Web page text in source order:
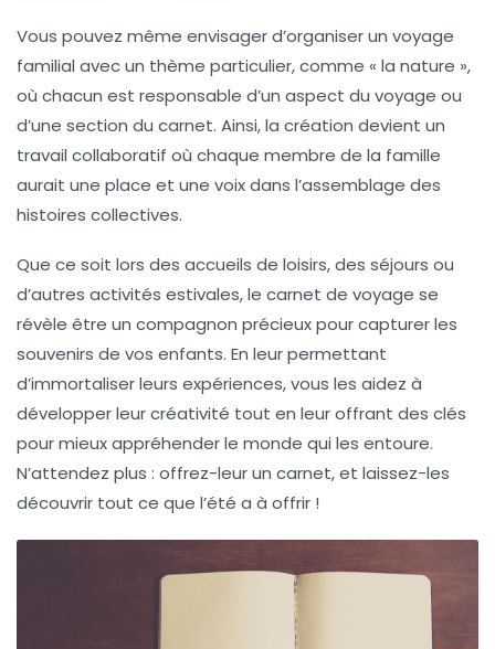
Vous pouvez même envisager d’organiser un voyage
familial avec un thème particulier, comme « la nature »,
où chacun est responsable d’un aspect du voyage ou
d’une section du carnet. Ainsi, la création devient un
travail collaboratif où chaque membre de la famille
aurait une place et une voix dans l’assemblage des
histoires collectives.
Que ce soit lors des accueils de loisirs, des séjours ou
d’autres activités estivales, le carnet de voyage se
révèle être un compagnon précieux pour capturer les
souvenirs de vos enfants. En leur permettant
d’immortaliser leurs expériences, vous les aidez à
développer leur créativité tout en leur offrant des clés
pour mieux appréhender le monde qui les entoure.
N’attendez plus : offrez-leur un carnet, et laissez-les
découvrir tout ce que l’été a à offrir !